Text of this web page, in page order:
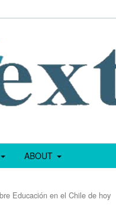
ABOUT
Educación en el Chile de hoy